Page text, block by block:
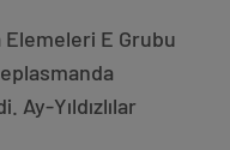
Elemeleri E Grubu
Ay-Yıldızlılar